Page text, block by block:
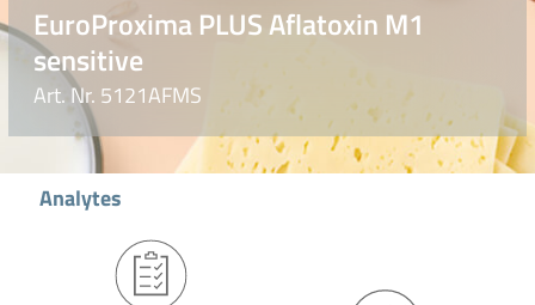
EuroProxima PLUS Aflatoxin M1
sensitive
Art. Nr. 5121AFMS
Analytes